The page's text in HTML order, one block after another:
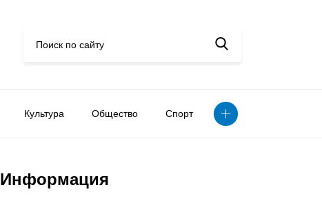
Культура Общество Спорт
Информация